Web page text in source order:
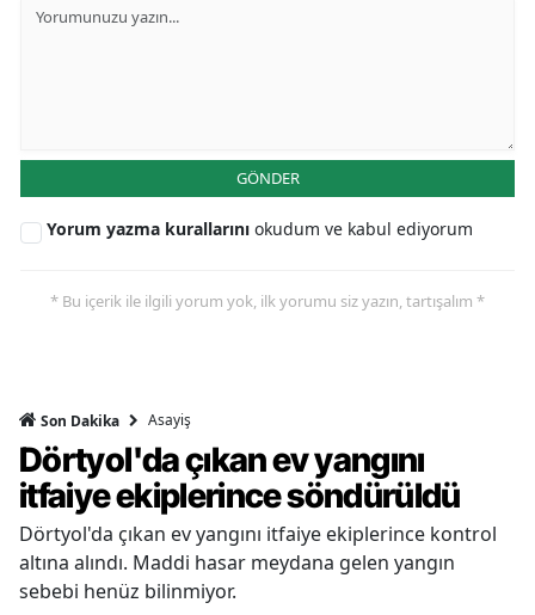
GÖNDER
Yorum yazma kurallarını okudum ve kabul ediyorum
* Bu içerik ile ilgili yorum yok, ilk yorumu siz yazın, tartışalım *
Son Dakika Asayiş
Dörtyol'da çıkan ev yangını
itfaiye ekiplerince söndürüldü
Dörtyol'da çıkan ev yangını itfaiye ekiplerince kontrol
altına alındı. Maddi hasar meydana gelen yangın
sebebi henüz bilinmiyor.